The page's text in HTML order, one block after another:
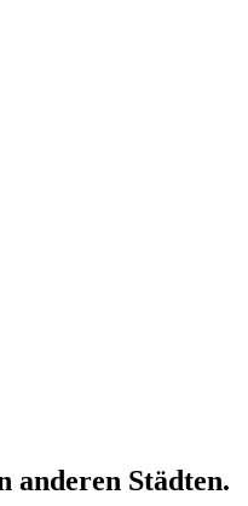
anderen Städten.